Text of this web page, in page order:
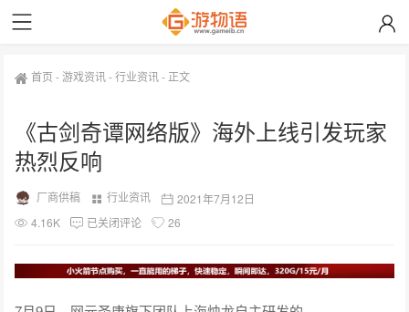
首页 -游戏资讯-行业资讯- 正文
《古剑奇谭网络版》海外上线引发玩家
热烈反响
厂商供稿 行业资讯
2021年7月12日
4.16K
已关闭评论 26